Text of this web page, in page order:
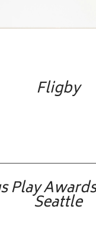
Fligby
Seattle